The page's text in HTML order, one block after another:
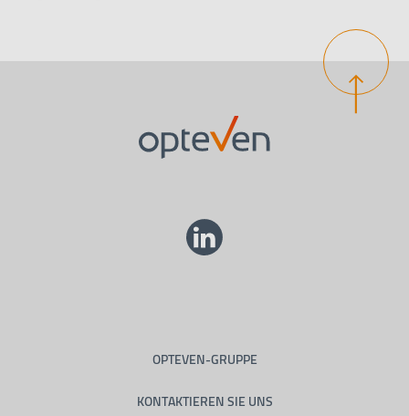
OPTEVEN-GRUPPE
KONTAKTIEREN SIE UNS